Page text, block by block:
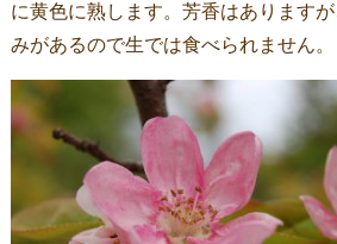
に黄色に熟します。芳香はあります
みがあるので生では食べられません。